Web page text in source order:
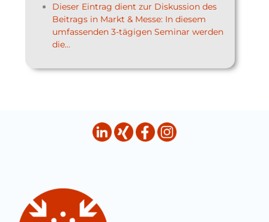
Dieser Eintrag dient zur Diskussion des
Beitrags in Markt & Messe: In diesem
umfassenden 3-tägigen Seminar werden
die...